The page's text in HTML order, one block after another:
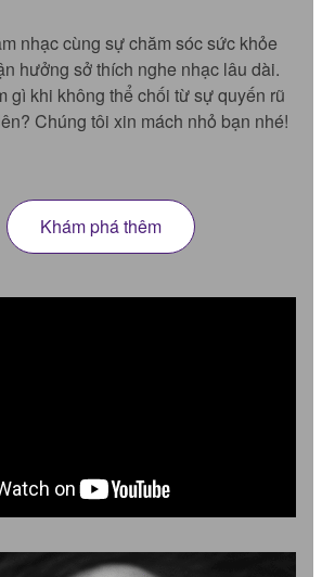
nhạc cùng sự chăm sóc sức khỏe
hưởng sở thích nghe nhạc lâu dài.
gì khi không thể chối từ sự quyến rũ
Chúng tôi xin mách nhỏ bạn nhé!
Khám phá thêm